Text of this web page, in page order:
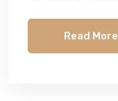
Read More